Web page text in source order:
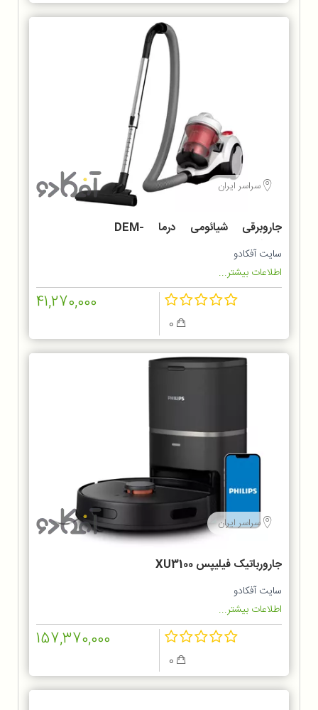
سراسر ایران
جاروبرقی شیائومی درما DEM-
TJ301W
سایت آفکادو
اطلاعات بیشتر...
41,270,000
سراسر ایران
جارورباتیک فیلیپس XU3100
سایت آفکادو
اطلاعات بیشتر...
157,370,000